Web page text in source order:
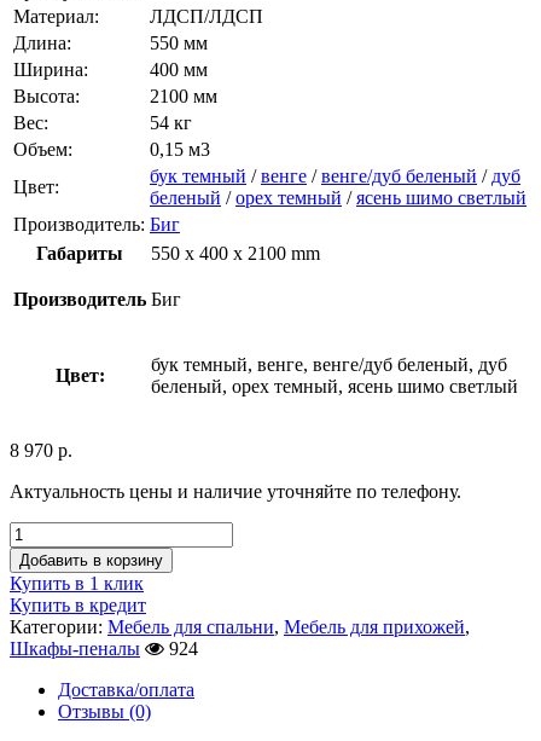
Материал:
ЛДСП/ЛДСП
Длина:
550 мм
Ширина:
400 мм
Высота:
2100 мм
Вес:
54 кг
Объем:
0,15 м3
Цвет:
бук темный /венге /венге/дуб беленый / дуб
беленый /орех темный /ясень шимо светлый
Производитель: Биг
Габариты
550 x 400 x 2100 mm
Производитель Биг
Цвет:
бук темный, венге, венге/дуб беленый, дуб
беленый, орех темный, ясень шимо светлый
8 970 р.
Актуальность цены и наличие уточняйте по телефону.
Добавить в корзину
Купить в 1 клик
Купить в кредит
Категории: Мебель для спальни, Мебель для прихожей,
Шкафы-пеналы
924
Доставка/оплата
Отзывы (0)